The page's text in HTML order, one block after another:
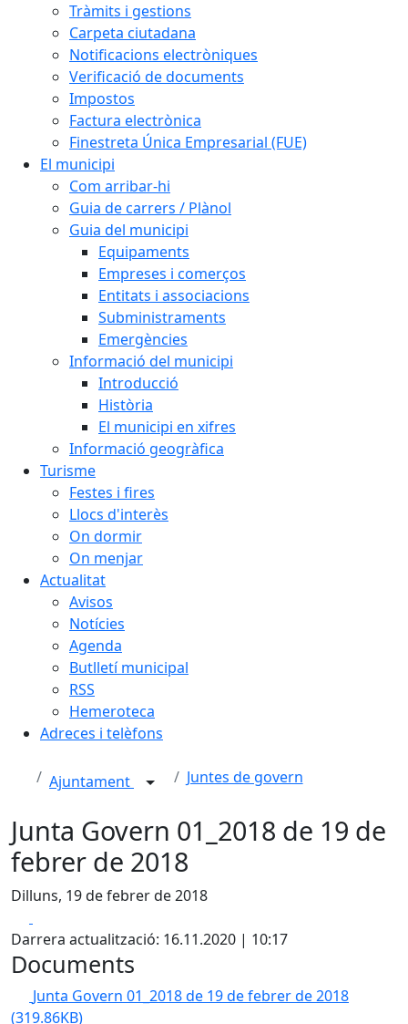
Tràmits i gestions
Carpeta ciutadana
Notificacions electròniques
Verificació de documents
Impostos
Factura electrònica
Finestreta Única Empresarial (FUE)
El municipi
Com arribar-hi
Guia de carrers / Plànol
Guia del municipi
Equipaments
Empreses i comerços
Entitats i associacions
Subministraments
Emergències
Informació del municipi
Introducció
Història
El municipi en xifres
Informació geogràfica
Turisme
Festes i fires
Llocs d'interès
On dormir
On menjar
Actualitat
Avisos
Notícies
Agenda
Butlletí municipal
RSS
Hemeroteca
Adreces i telèfons
Ajuntament Juntes de govern
Junta Govern 01_2018 de 19 de
febrer de 2018
Dilluns, 19 de febrer de 2018
Darrera actualització: 16.11.2020 | 10:17
Documents
Junta Govern 01_2018 de 19 de febrer de 2018
(319.86KB)